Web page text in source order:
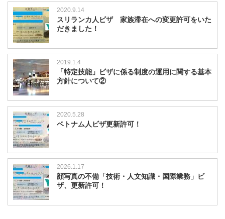
2020.9.14
スリランカ人ビザ 家族滞在への変更許可をいた
だきました！
2019.1.4
「特定技能」ビザに係る制度の運用に関する基本
方針について②
2020.5.28
ベトナム人ビザ更新許可！
2026.1.17
顔写真の不備「技術・人文知識・国際業務」ビ
ザ、更新許可！